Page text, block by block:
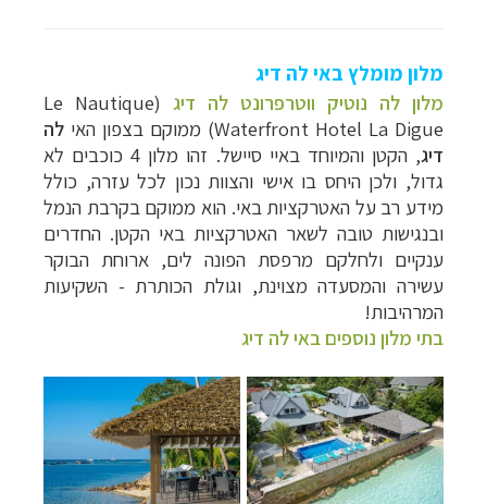
מלון מומלץ באי לה דיג
מלון לה נוטיק ווטרפרונט לה דיג
(Le Nautique
Waterfront Hotel La Digue) ממוקם בצפון האי
לה
דיג
, הקטן והמיוחד באיי סיישל. זהו מלון 4 כוכבים לא
גדול, ולכן היחס בו אישי והצוות נכון לכל עזרה, כולל
מידע רב על האטרקציות באי. הוא ממוקם בקרבת הנמל
ובנגישות טובה לשאר האטרקציות באי הקטן. החדרים
ענקיים ולחלקם מרפסת הפונה לים, ארוחת הבוקר
עשירה והמסעדה מצוינת, וגולת הכותרת - השקיעות
המרהיבות!
בתי מלון נוספים באי לה דיג